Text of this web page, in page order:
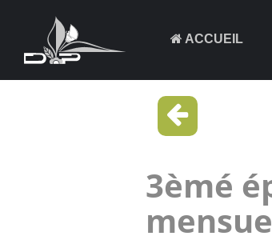
ACCUEIL
3èmé